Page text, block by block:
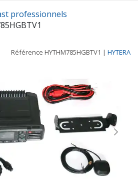
professionnels
Référence HYTHM785HGBTV1 | HYTERA
Next